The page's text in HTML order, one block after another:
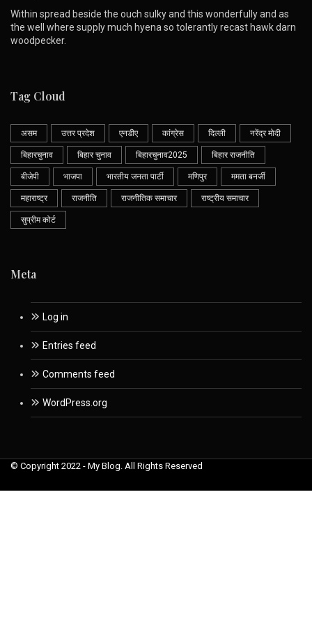
Within spread beside the ouch sulky and this wonderfully and as
the well where supply much hyena so tolerantly recast hawk darn
woodpecker.
Tag Cloud
असम उत्तर प्रदेश एनडीए कांग्रेस दिल्ली नरेंद्र मोदी
बिहारचुनाव बिहार चुनाव बिहारचुनाव2025 बिहार राजनीति
बीजेपी भाजपा भारतीय जनता पार्टी मणिपुर ममता बनर्जी
महाराष्ट्र राजनीति राजनीतिक समाचार राष्ट्रीय समाचार
सुप्रीम कोर्ट
Meta
Log in
Entries feed
Comments feed
WordPress.org
© Copyright 2022 - My Blog. All Rights Reserved